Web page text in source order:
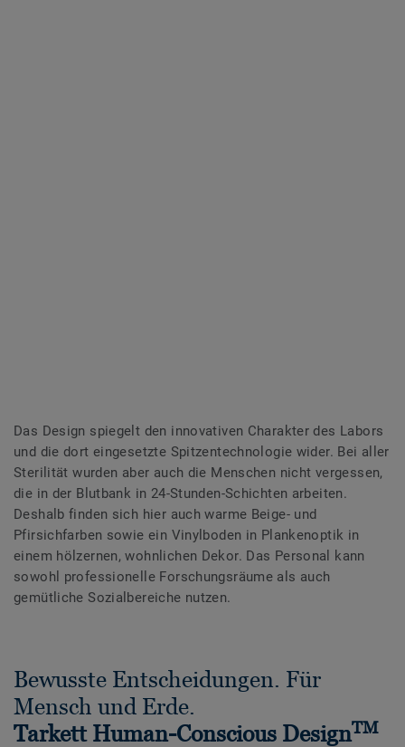
Das Design spiegelt den innovativen Charakter des Labors
und die dort eingesetzte Spitzentechnologie wider. Bei aller
Sterilität wurden aber auch die Menschen nicht vergessen,
die in der Blutbank in 24-Stunden-Schichten arbeiten.
Deshalb finden sich hier auch warme Beige- und
Pfirsichfarben sowie ein Vinylboden in Plankenoptik in
einem hölzernen, wohnlichen Dekor. Das Personal kann
sowohl professionelle Forschungsräume als auch
gemütliche Sozialbereiche nutzen.
Bewusste Entscheidungen. Für
Mensch und Erde.
Tarkett Human-Conscious DesignTM